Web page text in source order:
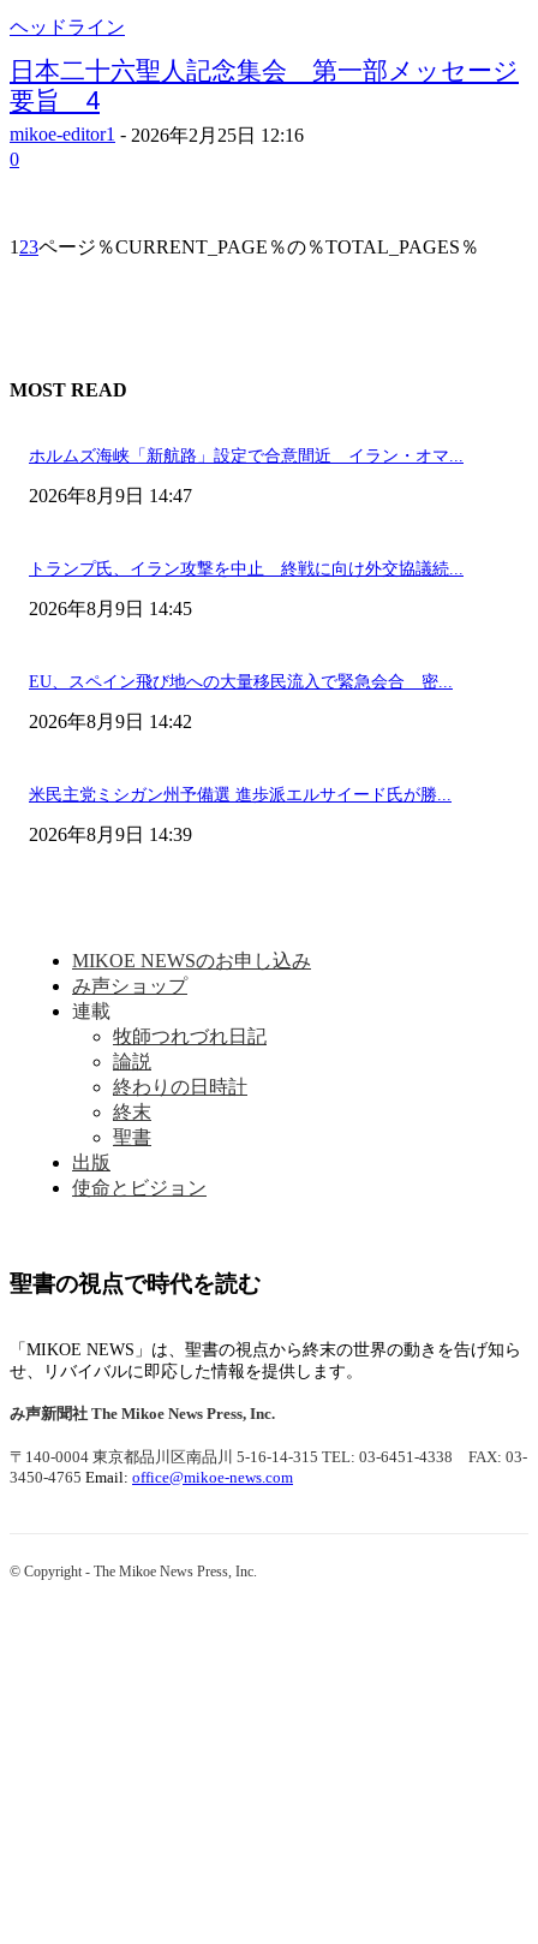
ヘッドライン
日本二十六聖人記念集会 第一部メッセージ
要旨 4
mikoe-editor1 - 2026年2月25日 12:16
0
1 23ページ％CURRENT_PAGE％の％TOTAL_PAGES％
MOST READ
ホルムズ海峡「新航路」設定で合意間近 イラン・オマ...
2026年8月9日 14:47
トランプ氏、イラン攻撃を中止 終戦に向け外交協議続...
2026年8月9日 14:45
EU、スペイン飛び地への大量移民流入で緊急会合 密...
2026年8月9日 14:42
米民主党ミシガン州予備選 進歩派エルサイード氏が勝...
2026年8月9日 14:39
MIKOE NEWSのお申し込み
み声ショップ
連載
牧師つれづれ日記
論説
終わりの日時計
終末
聖書
出版
使命とビジョン
聖書の視点で時代を読む
「MIKOE NEWS」は、聖書の視点から終末の世界の動きを告げ知ら
せ、リバイバルに即応した情報を提供します。
み声新聞社 The Mikoe News Press, Inc.
〒140-0004 東京都品川区南品川 5-16-14-315 TEL: 03-6451-4338 FAX: 03-
3450-4765 Email: office@mikoe-news.com
© Copyright - The Mikoe News Press, Inc.